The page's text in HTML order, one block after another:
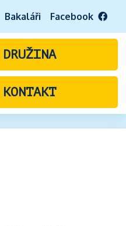
Bakaláři Facebook
DRUŽINA
KONTAKT